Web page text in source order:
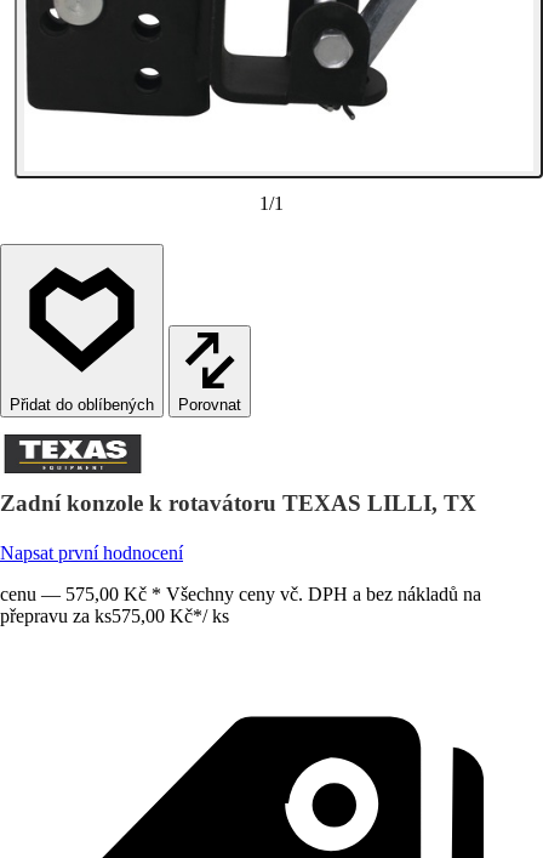
1/1
Porovnat
Zadní konzole k rotavátoru TEXAS LILLI, TX
Napsat první hodnocení
cenu — 575,00 Kč * Všechny ceny vč. DPH a bez nákladů na
přepravu za ks575,00 Kč*/ ks